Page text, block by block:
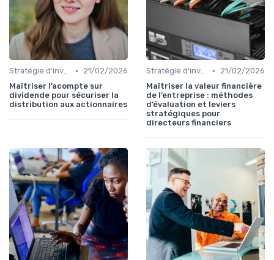
Stratégie d'investissement •
21/02/2026
Maîtriser l’acompte sur
dividende pour sécuriser la
distribution aux actionnaires
Stratégie d'investissement •
21/02/2026
Maîtriser la valeur financière
de l’entreprise : méthodes
d’évaluation et leviers
stratégiques pour
directeurs financiers